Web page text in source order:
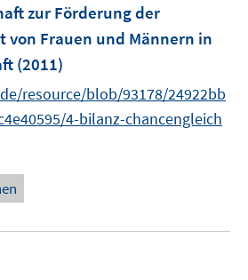
f
n
zur Förderung der
von Frauen und Männern in
(2011)
resource/blob/93178/24922bb
4-bilanz-chancengleich